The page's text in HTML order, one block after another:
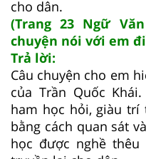
cho dân.
(Trang 23 Ngữ
chuyện nói với em
Trả lời:
Câu chuyện cho em
của Trần Quốc
ham học hỏi, giàu trí
bằng cách quan sát
học được nghề thêu